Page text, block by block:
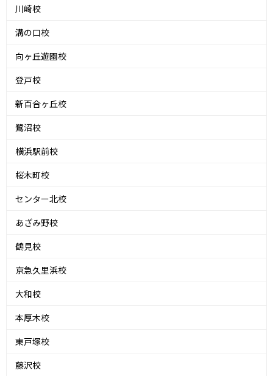
川崎校
溝の口校
向ヶ丘遊園校
登戸校
新百合ヶ丘校
鷺沼校
横浜駅前校
桜木町校
センター北校
あざみ野校
鶴見校
京急久里浜校
大和校
本厚木校
東戸塚校
藤沢校